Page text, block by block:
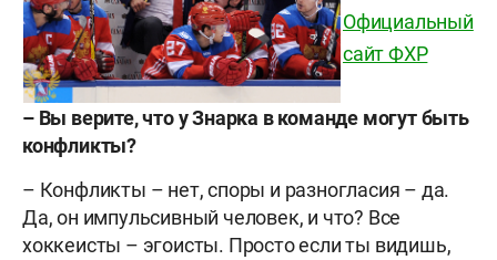
Официальный
сайт ФХР
– Вы верите, что у Знарка в команде могут быть
конфликты?
– Конфликты – нет, споры и разногласия – да.
Да, он импульсивный человек, и что? Все
хоккеисты – эгоисты. Просто если ты видишь,